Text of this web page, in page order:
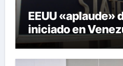
EEUU «aplaude»
iniciado en